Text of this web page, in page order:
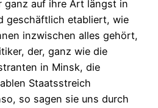
ganz auf ihre Art längst in
geschäftlich etabliert, wie
inzwischen alles gehört,
der, ganz wie die
in Minsk, die
Staatsstreich
so sagen sie uns durch